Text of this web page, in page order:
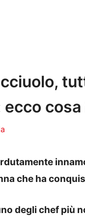
che ha
degli chef più